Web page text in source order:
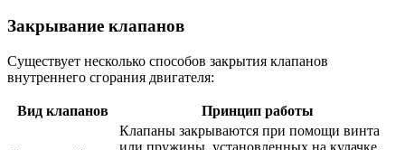
Закрывание клапанов
Существует несколько способов закрытия клапанов
внутреннего сгорания двигателя:
Вид клапанов Принцип работы
Клапаны закрываются при помощи винта